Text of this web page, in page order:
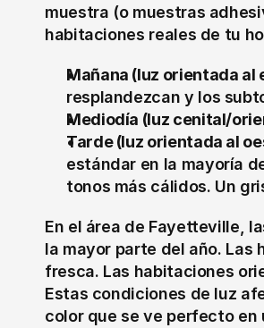
muestra (o muestras
habitaciones reales de tu
Mañana (luz orientada al
resplandezcan y los
Mediodía (luz cenital/
Tarde (luz orientada al
estándar en la mayoría
tonos más cálidos. Un
En el área de Fayetteville,
la mayor parte del año.
fresca. Las habitaciones
Estas condiciones de luz
color que se ve perfecto en